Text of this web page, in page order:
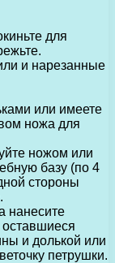
для
и нарезанные
или имеете
ножа для
ножом или
базу (по 4
стороны
нанесите
и долькой или
петрушки.